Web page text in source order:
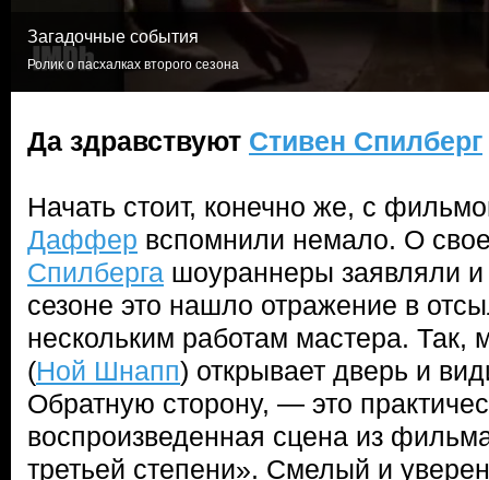
Загадочные события
Ролик о пасхалках второго сезона
Да здравствуют Стивен Спилберг
Начать стоит, конечно же, с
Даффер вспомнили немало. О
Спилберга шоураннеры заявляли
сезоне это нашло отражение в
нескольким работам мастера. Так,
(Ной Шнапп) открывает дверь и
Обратную сторону, — это
воспроизведенная сцена из
третьей степени». Смелый и